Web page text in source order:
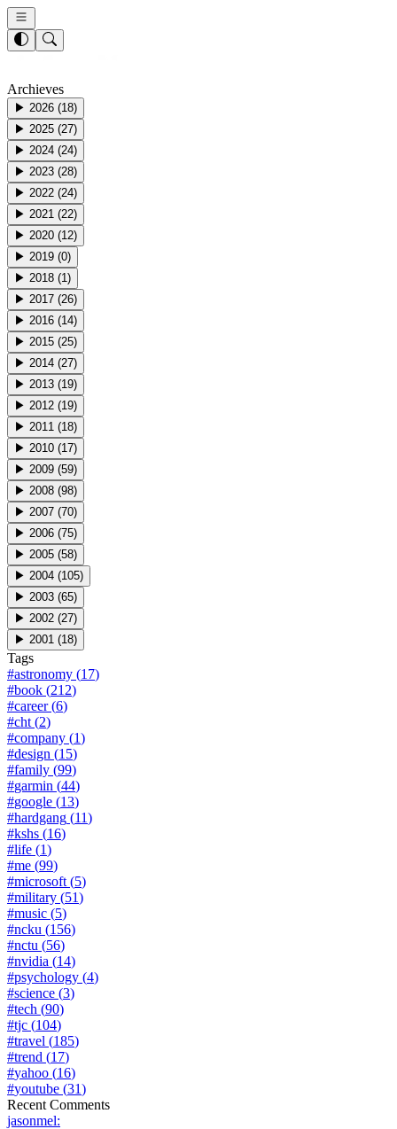
Archieves
▶ 2026 (18)
▶ 2025 (27)
▶ 2024 (24)
▶ 2023 (28)
▶ 2022 (24)
▶ 2021 (22)
▶ 2020 (12)
▶ 2019 (0)
▶ 2018 (1)
▶ 2017 (26)
▶ 2016 (14)
▶ 2015 (25)
▶ 2014 (27)
▶ 2013 (19)
▶ 2012 (19)
▶ 2011 (18)
▶ 2010 (17)
▶ 2009 (59)
▶ 2008 (98)
▶ 2007 (70)
▶ 2006 (75)
▶ 2005 (58)
▶ 2004 (105)
▶ 2003 (65)
▶ 2002 (27)
▶ 2001 (18)
Tags
#astronomy (17)
#book (212)
#career(6)
#cht (2)
#company (1)
#design (15)
#family (99)
#garmin (44)
#google (13)
#hardgang (11)
#kshs (16)
#life (1)
#me (99)
#microsoft (5)
#military (51)
#music (5)
#ncku (156)
#nctu (56)
#nvidia (14)
#psychology (4)
#science (3)
#tech (90)
#tjc (104)
#travel (185)
#trend (17)
#yahoo (16)
#youtube (31)
Recent Comments
jasonmel: